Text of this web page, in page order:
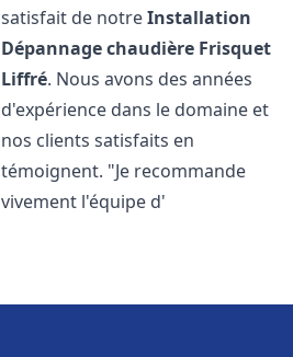
satisfait de notreInstallation
Dépannage chaudière Frisquet
Liffré. Nous avons des années
d'expérience dans le domaine et
nos clients satisfaits en
témoignent. "Je recommande
vivement l'équipe d'